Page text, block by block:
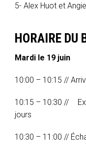
5- Alex Huot et
HORAIRE DU
Mardi le 19 juin
10:00 – 10:15 //
10:15 – 10:30 //
jours
10:30 – 11:00 //